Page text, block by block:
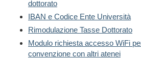
dottorato
IBAN e Codice Ente Università
Rimodulazione Tasse Dottorato
Modulo richiesta accesso WiFi
convenzione con altri atenei